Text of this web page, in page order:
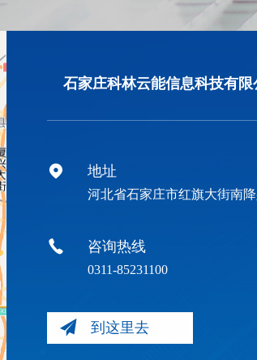
石家庄科林云能信息科技有限
地址
河北省石家庄市红旗大街南
咨询热线
0311-85231100
到这里去